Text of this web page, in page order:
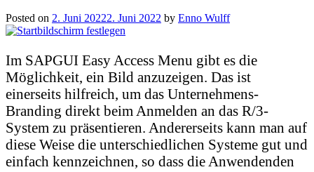
Posted on 2. Juni 20222. Juni 2022 by Enno Wulff
Im SAPGUI Easy Access Menu gibt es die
Möglichkeit, ein Bild anzuzeigen. Das ist
einerseits hilfreich, um das Unternehmens-
Branding direkt beim Anmelden an das R/3-
System zu präsentieren. Andererseits kann man auf
diese Weise die unterschiedlichen Systeme gut und
einfach kennzeichnen, so dass die Anwendenden